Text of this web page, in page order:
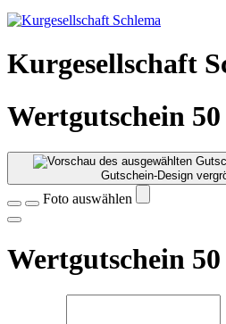
Kurgesellschaft
Wertgutschein
Gutschein-Design
Foto auswählen
Wertgutschein